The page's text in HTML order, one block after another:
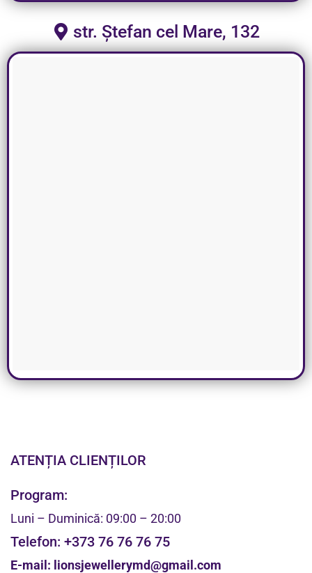
str. Ștefan cel Mare, 132
ATENȚIA CLIENȚILOR
Program:
Luni – Duminică: 09:00 – 20:00
Telefon: +373 76 76 76 75
E-mail: lionsjewellerymd@gmail.com